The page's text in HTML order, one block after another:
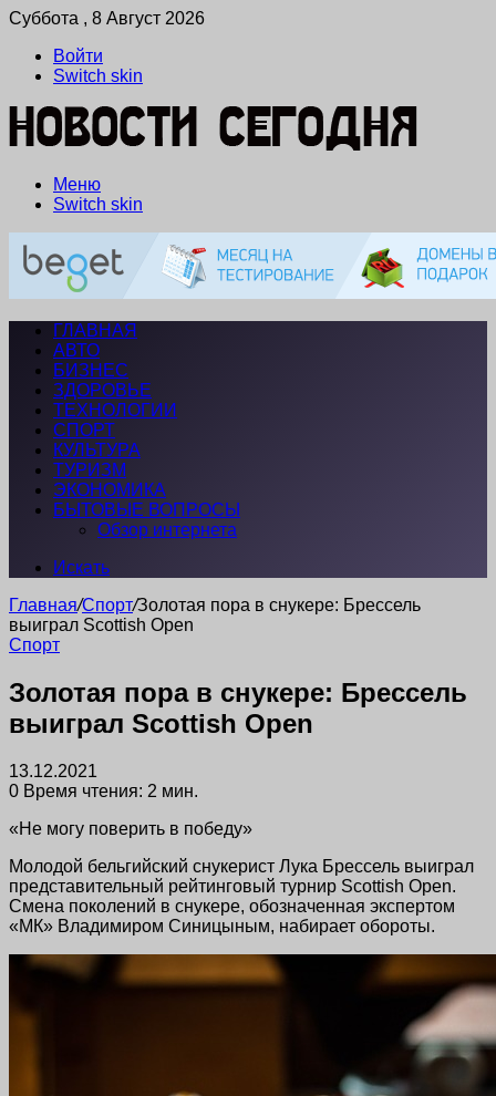
Суббота , 8 Август 2026
Войти
Switch skin
Меню
Switch skin
ГЛАВНАЯ
АВТО
БИЗНЕС
ЗДОРОВЬЕ
ТЕХНОЛОГИИ
СПОРТ
КУЛЬТУРА
ТУРИЗМ
ЭКОНОМИКА
БЫТОВЫЕ ВОПРОСЫ
Обзор интернета
Искать
Главная/Спорт/Золотая пора в снукере: Брессель
выиграл Scottish Open
Спорт
Золотая пора в снукере: Брессель
выиграл Scottish Open
13.12.2021
0 Время чтения: 2 мин.
«Не могу поверить в победу»
Молодой бельгийский снукерист Лука Брессель выиграл
представительный рейтинговый турнир Scottish Open.
Смена поколений в снукере, обозначенная экспертом
«МК» Владимиром Синицыным, набирает обороты.